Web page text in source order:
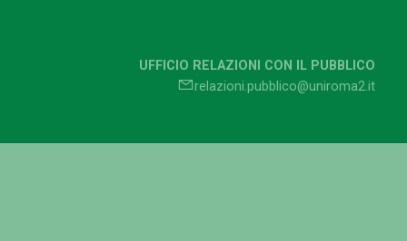
UFFICIO RELAZIONI CON IL PUBBLICO
relazioni.pubblico@uniroma2.it